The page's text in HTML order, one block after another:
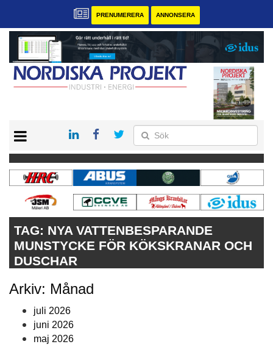
PRENUMERERA ANNONSERA
KONTAKT
VÅRA ANDRA MAGASIN
PRENUMERERA
ANNONSERA
TAG: NYA VATTENBESPARANDE
MUNSTYCKE FÖR KÖKSKRANAR OCH
DUSCHAR
Arkiv: Månad
juli 2026
juni 2026
maj 2026